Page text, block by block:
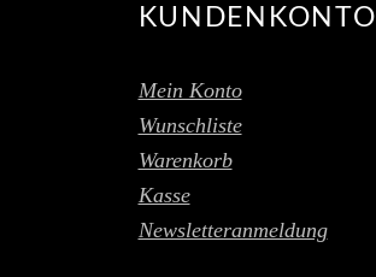
KUNDENKONTO
Mein Konto
Wunschliste
Warenkorb
Kasse
Newsletteranmeldung